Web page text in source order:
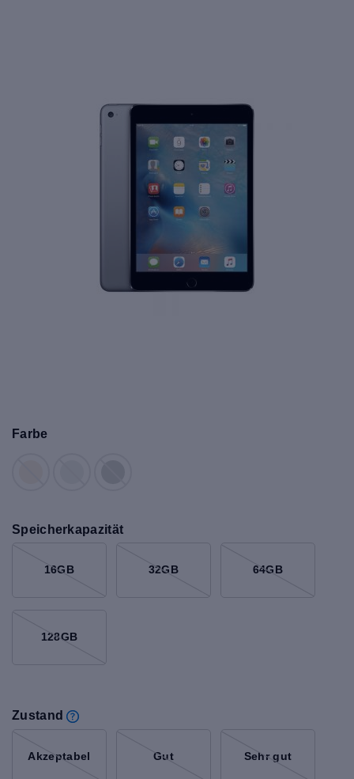
Farbe
Speicherkapazität
16GB 32GB 64GB
128GB
Zustand
Akzeptabel Gut Sehr gut